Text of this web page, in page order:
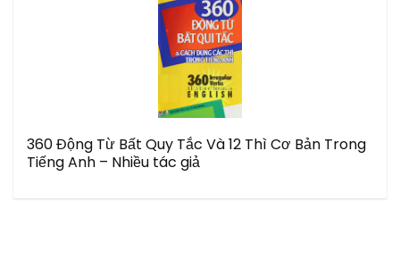
360 Động Từ Bất Quy Tắc Và 12 Thì Cơ Bản Trong
Tiếng Anh – Nhiều tác giả